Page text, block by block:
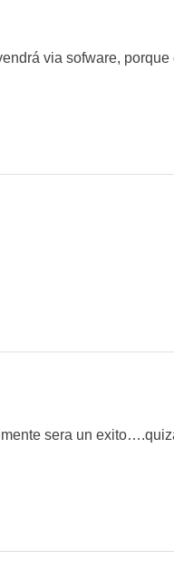
via sofware, porque
sera un